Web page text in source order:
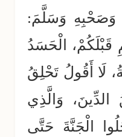
وَصَحْبِهِ وَسَلَّمَ:
قَبْلَكُمْ، الْحَسَدُ
لَا أَقُولُ تَحْلِقُ
وَالَّذِي
الْجَنَّةَ حَتَّى